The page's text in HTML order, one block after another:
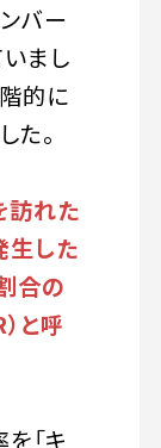
バー
まし
的に
た。
訪れた
生した
合の
と呼
「キ